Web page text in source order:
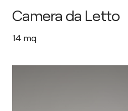
Camera da Letto
14 mq